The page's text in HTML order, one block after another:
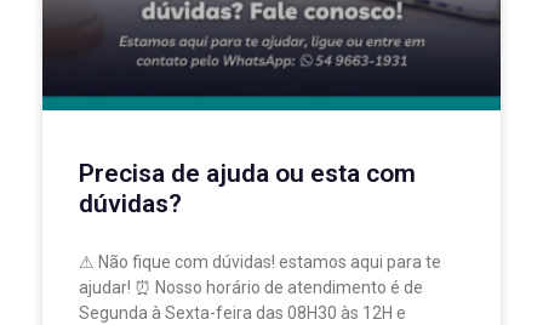
Precisa de ajuda ou esta com
dúvidas?
⚠ Não fique com dúvidas! estamos aqui para te
ajudar! ⏰ Nosso horário de atendimento é de
Segunda à Sexta-feira das 08H30 às 12H e